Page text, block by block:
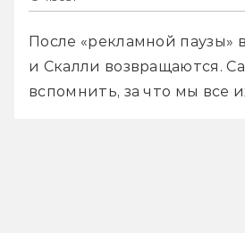
После «рекламной паузы»
и Скалли возвращаются.
вспомнить, за что мы все